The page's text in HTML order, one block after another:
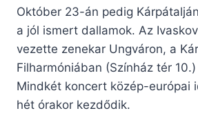
Október 23-án pedig
a jól ismert dallamok. Az
vezette zenekar Ungváron, a
Filharmóniában (Színház tér
Mindkét koncert közép-európai
hét órakor kezdődik.